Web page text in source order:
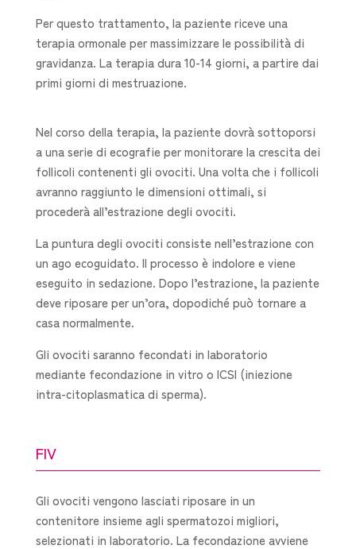
Per questo trattamento, la paziente riceve una
terapia ormonale per massimizzare le possibilità di
gravidanza. La terapia dura 10-14 giorni, a partire dai
primi giorni di mestruazione.
Nel corso della terapia, la paziente dovrà sottoporsi
a una serie di ecografie per monitorare la crescita dei
follicoli contenenti gli ovociti. Una volta che i follicoli
avranno raggiunto le dimensioni ottimali, si
procederà all’estrazione degli ovociti.
La puntura degli ovociti consiste nell’estrazione con
un ago ecoguidato. Il processo è indolore e viene
eseguito in sedazione. Dopo l’estrazione, la paziente
deve riposare per un’ora, dopodiché può tornare a
casa normalmente.
Gli ovociti saranno fecondati in laboratorio
mediante fecondazione in vitro o ICSI (iniezione
intra-citoplasmatica di sperma).
FIV
Gli ovociti vengono lasciati riposare in un
contenitore insieme agli spermatozoi migliori,
selezionati in laboratorio. La fecondazione avviene